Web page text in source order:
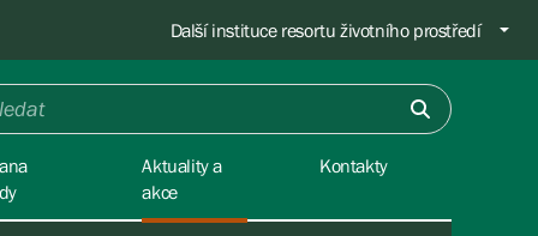
Další instituce resortu životního prostředí
Aktuality a
akce
Kontakty